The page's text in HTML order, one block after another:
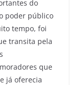
do
poder público
tempo, foi
transita pela
que
já oferecia